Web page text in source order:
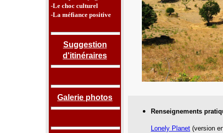
-Le choc culturel
-La méfiance positive
Suggestion
d'itinéraires
Galerie photos
Renseignements
Lonely Planet (version